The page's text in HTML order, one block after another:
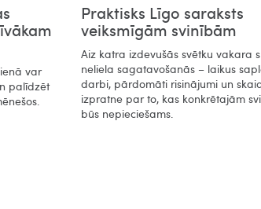
var
palīdzēt
Praktisks Līgo saraksts
veiksmīgām svinībām
Aiz katra izdevušās svētku vakara
neliela sagatavošanās – laikus
darbi, pārdomāti risinājumi un
izpratne par to, kas konkrētajām
būs nepieciešams.